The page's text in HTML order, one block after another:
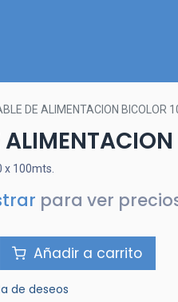
DE ALIMENTACION BICOLOR
x 100mts.
para ver
Añadir a carrito
de deseos